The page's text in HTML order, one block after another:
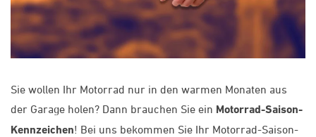
Sie wollen Ihr Motorrad nur in den warmen Monaten aus
der Garage holen? Dann brauchen Sie ein Motorrad-Saison-
Kennzeichen! Bei uns bekommen Sie Ihr Motorrad-Saison-